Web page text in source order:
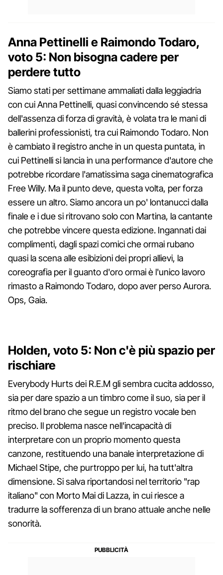
Anna Pettinelli e Raimondo Todaro,
voto 5: Non bisogna cadere per
perdere tutto
Siamo stati per settimane ammaliati dalla leggiadria
con cui Anna Pettinelli, quasi convincendo sé stessa
dell'assenza di forza di gravità, è volata tra le mani di
ballerini professionisti, tra cui Raimondo Todaro. Non
è cambiato il registro anche in un questa puntata, in
cui Pettinelli si lancia in una performance d'autore che
potrebbe ricordare l'amatissima saga cinematografica
Free Willy. Ma il punto deve, questa volta, per forza
essere un altro. Siamo ancora un po' lontanucci dalla
finale e i due si ritrovano solo con Martina, la cantante
che potrebbe vincere questa edizione. Ingannati dai
complimenti, dagli spazi comici che ormai rubano
quasi la scena alle esibizioni dei propri allievi, la
coreografia per il guanto d'oro ormai è l'unico lavoro
rimasto a Raimondo Todaro, dopo aver perso Aurora.
Ops, Gaia.
Holden, voto 5: Non c'è più spazio per
rischiare
Everybody Hurts dei R.E.M gli sembra cucita addosso,
sia per dare spazio a un timbro come il suo, sia per il
ritmo del brano che segue un registro vocale ben
preciso. Il problema nasce nell'incapacità di
interpretare con un proprio momento questa
canzone, restituendo una banale interpretazione di
Michael Stipe, che purtroppo per lui, ha tutt'altra
dimensione. Si salva riportandosi nel territorio "rap
italiano" con Morto Mai di Lazza, in cui riesce a
tradurre la sofferenza di un brano attuale anche nelle
sonorità.